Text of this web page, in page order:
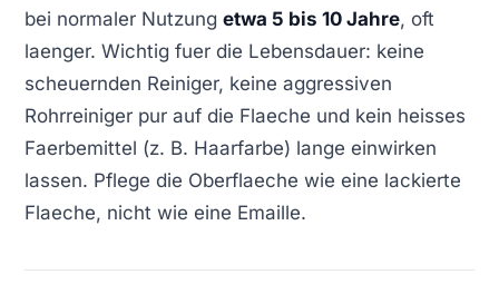
bei normaler Nutzung etwa 5 bis 10 Jahre, oft
laenger. Wichtig fuer die Lebensdauer: keine
scheuernden Reiniger, keine aggressiven
Rohrreiniger pur auf die Flaeche und kein heisses
Faerbemittel (z. B. Haarfarbe) lange einwirken
lassen. Pflege die Oberflaeche wie eine lackierte
Flaeche, nicht wie eine Emaille.